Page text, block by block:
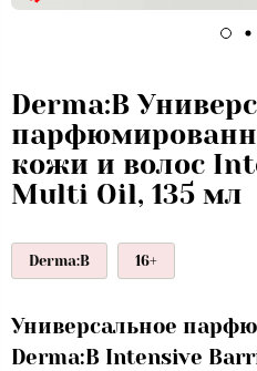
Derma:B
кожи и волос
Multi Oil, 135 мл
Derma:B 16+
Универсальное
Derma:B Intensive